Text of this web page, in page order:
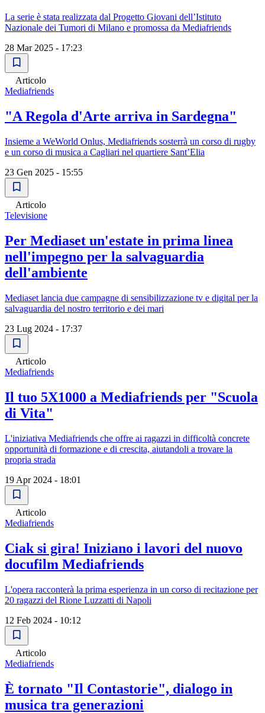
La serie è stata realizzata dal Progetto Giovani dell’Istituto
Nazionale dei Tumori di Milano e promossa da Mediafriends
28 Mar 2025 - 17:23
Articolo
Mediafriends
"A Regola d'Arte arriva in Sardegna"
Insieme a WeWorld Onlus, Mediafriends sosterrà un corso di rugby
e un corso di musica a Cagliari nel quartiere Sant’Elia
23 Gen 2025 - 15:55
Articolo
Televisione
Per Mediaset un'estate in prima linea
nell'impegno per la salvaguardia
dell'ambiente
Mediaset lancia due campagne di sensibilizzazione tv e digital per la
salvaguardia del nostro territorio e dei mari
23 Lug 2024 - 17:37
Articolo
Mediafriends
Il tuo 5X1000 a Mediafriends per "Scuola
di Vita"
L'iniziativa Mediafriends che offre ai ragazzi in difficoltà concrete
opportunità di formazione e di crescita, aiutandoli a trovare la
propria strada
19 Apr 2024 - 18:01
Articolo
Mediafriends
Ciak si gira! Iniziano i lavori del nuovo
docufilm Mediafriends
L'opera racconterà la prima esperienza in un corso di recitazione per
20 ragazzi del Rione Luzzatti di Napoli
12 Feb 2024 - 10:12
Articolo
Mediafriends
È tornato "Il Contastorie", dialogo in
musica tra generazioni